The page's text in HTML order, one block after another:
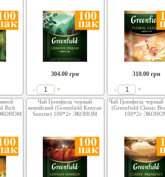
304.00 грн
- +
310.00грн
- +
Rich
ЭКОНОМ
Чай Гринфилд черный
кенийский (Greenfield Kenyan
Sunrise) 100*2г ЭКОНОМ
Чай Гринфилд черный
(Greenfield Classic
100*2г